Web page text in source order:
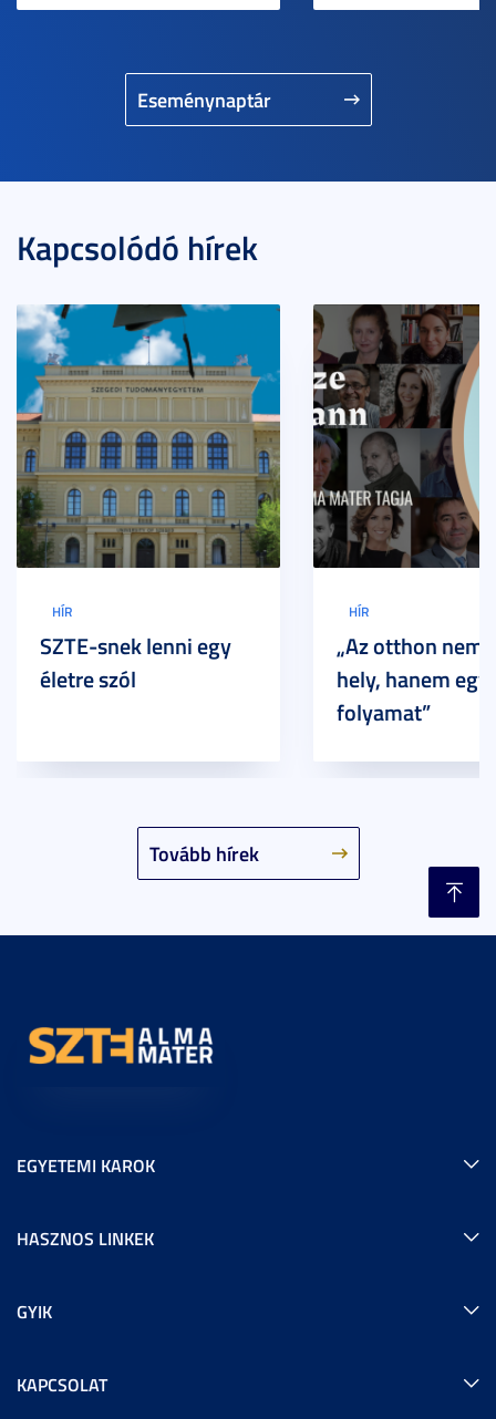
Eseménynaptár
Kapcsolódó hírek
Tovább hírek
HÍR
SZTE-snek lenni egy
életre szól
HÍR
„Az otthon nem
hely, hanem egy
folyamat”
EGYETEMI KAROK
HASZNOS LINKEK
GYIK
KAPCSOLAT